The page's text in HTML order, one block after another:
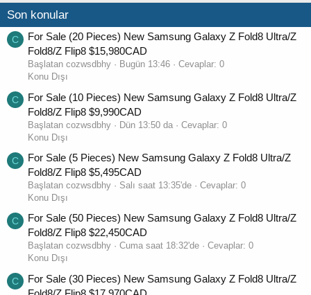
Son konular
C
For Sale (20 Pieces) New Samsung Galaxy Z Fold8 Ultra/Z
Fold8/Z Flip8 $15,980CAD
Başlatan cozwsdbhy Bugün 13:46
Cevaplar: 0
Konu Dışı
C
For Sale (10 Pieces) New Samsung Galaxy Z Fold8 Ultra/Z
Fold8/Z Flip8 $9,990CAD
Başlatan cozwsdbhy Dün 13:50 da
Cevaplar: 0
Konu Dışı
C
For Sale (5 Pieces) New Samsung Galaxy Z Fold8 Ultra/Z
Fold8/Z Flip8 $5,495CAD
Başlatan cozwsdbhy Salı saat 13:35'de
Cevaplar: 0
Konu Dışı
C
For Sale (50 Pieces) New Samsung Galaxy Z Fold8 Ultra/Z
Fold8/Z Flip8 $22,450CAD
Başlatan cozwsdbhy Cuma saat 18:32'de
Cevaplar: 0
Konu Dışı
C
For Sale (30 Pieces) New Samsung Galaxy Z Fold8 Ultra/Z